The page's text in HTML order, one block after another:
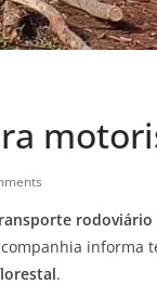
rodoviário
informa
.